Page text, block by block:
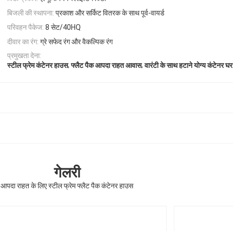
बिजली की स्थापना: प्रकाश और सर्किट वितरक के साथ पूर्व-वायर्ड
परिवहन पैकेज: 8 सेट/40HQ
दीवार का रंग: ग्रे सफेद रंग और वैकल्पिक रंग
प्रमुखता देना:
स्टील फ्रेम कंटेनर हाउस,फ्लैट पैक आपदा राहत आवास,वारंटी के साथ हटाने योग्य कंटेनर घर
गेलरी
आपदा राहत के लिए स्टील फ्रेम फ्लैट पैक कंटेनर हाउस